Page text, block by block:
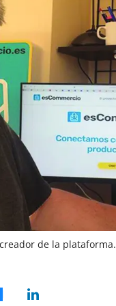
de la plataforma.